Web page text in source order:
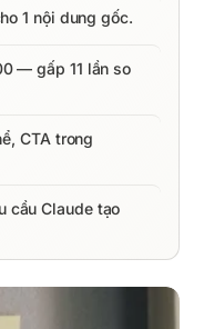
1 nội dung gốc.
— gấp 11 lần so
CTA trong
cầu Claude tạo